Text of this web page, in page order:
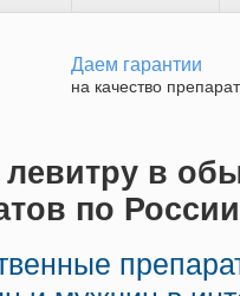
Даем гарантии
на качество
в
по России